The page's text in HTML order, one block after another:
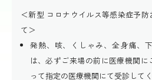
＜新型 コロナウイルス等感染症予
て＞
発熱、咳、くしゃみ、全身痛、
は、必ずご来場の前に医療機関
って指定の医療機関にて受診してく